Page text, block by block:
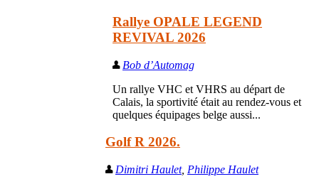
Rallye OPALE LEGEND
REVIVAL 2026
Bob d’Automag
Un rallye VHC et VHRS au départ de
Calais, la sportivité était au rendez-vous et
quelques équipages belge aussi...
Golf R 2026.
Dimitri Haulet, Philippe Haulet